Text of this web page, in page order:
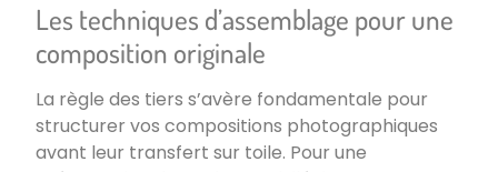
Les techniques d’assemblage pour une
composition originale
La règle des tiers s’avère fondamentale pour
structurer vos compositions photographiques
avant leur transfert sur toile. Pour une